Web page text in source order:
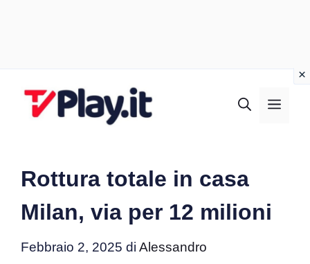
Rottura totale in casa
Milan, via per 12 milioni
Febbraio 2, 2025 di Alessandro